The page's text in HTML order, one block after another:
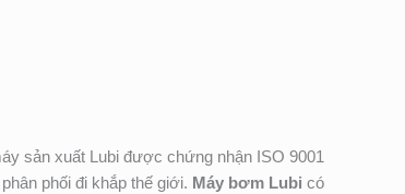
sản xuất Lubi được chứng nhận ISO 9001
phối đi khắp thế giới. Máy bơm Lubi có